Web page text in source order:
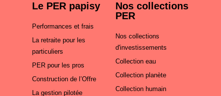
Le PER papisy
Performances et frais
La retraite pour les
particuliers
PER pour les pros
Construction de l’Offre
La gestion pilotée
Nos collections
PER
Nos collections
d'investissements
Collection eau
Collection planète
Collection humain